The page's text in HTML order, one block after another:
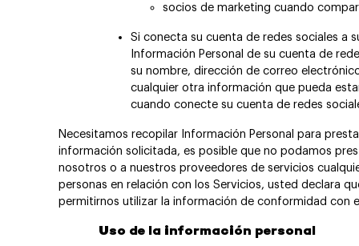
socios de marketing cuando
Si conecta su cuenta de redes sociales a
Información Personal de su cuenta de
su nombre, dirección de correo
cualquier otra información que pueda
cuando conecte su cuenta de redes
Necesitamos recopilar Información Personal para
información solicitada, es posible que no podamos
nosotros o a nuestros proveedores de servicios
personas en relación con los Servicios, usted declara
permitirnos utilizar la información de conformidad con
Uso de la información personal